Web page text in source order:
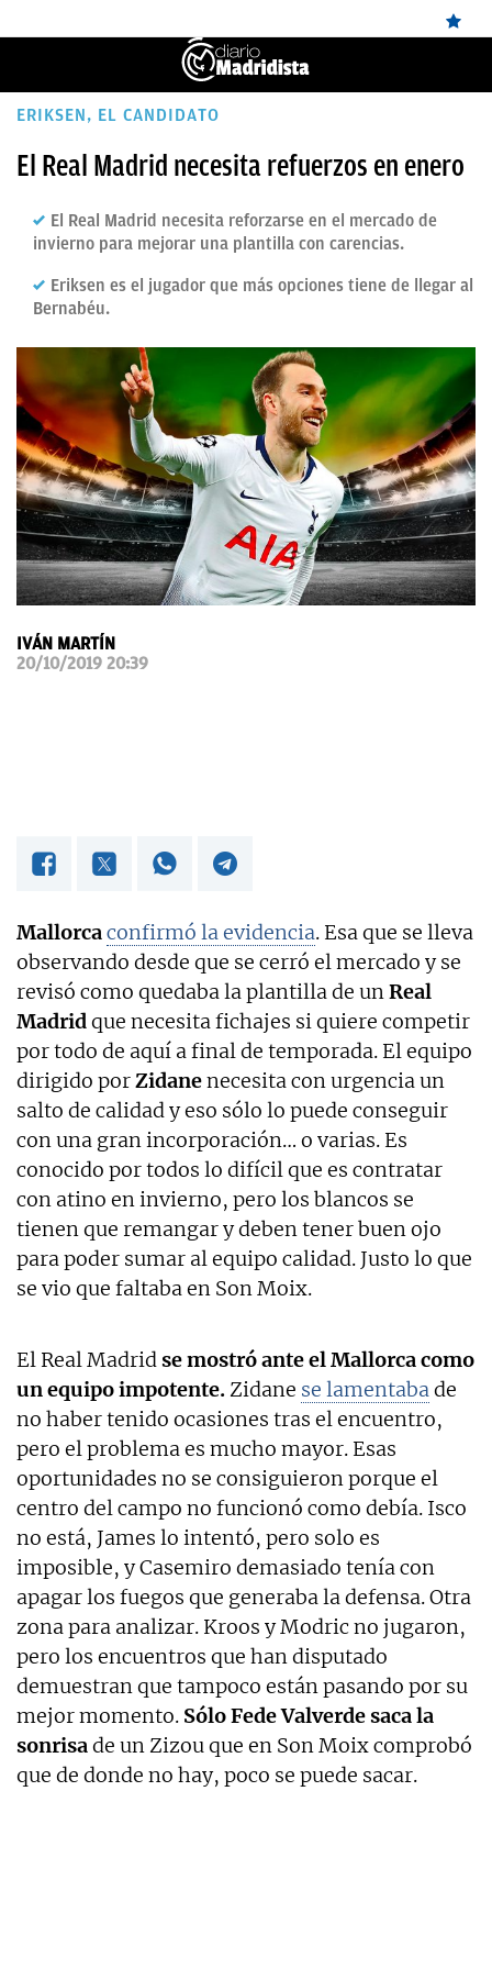
ÚLTIMAS
MADRID
CANTERA
DIRECTO
FEMENINO
PAPARAZZI
OKDIARIO
ERIKSEN, EL CANDIDATO
El Real Madrid necesita refuerzos en enero
El Real Madrid necesita reforzarse en el mercado de
invierno para mejorar una plantilla con carencias.
Eriksen es el jugador que más opciones tiene de llegar al
Bernabéu.
IVÁN MARTÍN
20/10/2019 20:39
Mallorcaconfirmó la evidencia. Esa que se lleva
observando desde que se cerró el mercado y se
revisó como quedaba la plantilla de unReal
Madridque necesita fichajes si quiere competir
por todo de aquí a final de temporada. El equipo
dirigido porZidanenecesita con urgencia un
salto de calidad y eso sólo lo puede conseguir
con una gran incorporación… o varias. Es
conocido por todos lo difícil que es contratar
con atino en invierno, pero los blancos se
tienen que remangar y deben tener buen ojo
para poder sumar al equipo calidad. Justo lo que
se vio que faltaba en Son Moix.
El Real Madridse mostró ante el Mallorca como
un equipo impotente. Zidane se lamentabade
no haber tenido ocasiones tras el encuentro,
pero el problema es mucho mayor. Esas
oportunidades no se consiguieron porque el
centro del campo no funcionó como debía. Isco
no está, James lo intentó, pero solo es
imposible, y Casemiro demasiado tenía con
apagar los fuegos que generaba la defensa. Otra
zona para analizar. Kroos y Modric no jugaron,
pero los encuentros que han disputado
demuestran que tampoco están pasando por su
mejor momento. Sólo Fede Valverde saca la
sonrisade un Zizou que en Son Moix comprobó
que de donde no hay, poco se puede sacar.